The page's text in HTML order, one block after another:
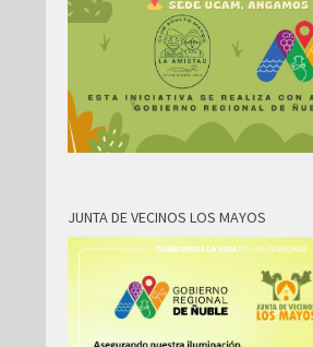
JUNTA DE VECINOS LOS MAYOS